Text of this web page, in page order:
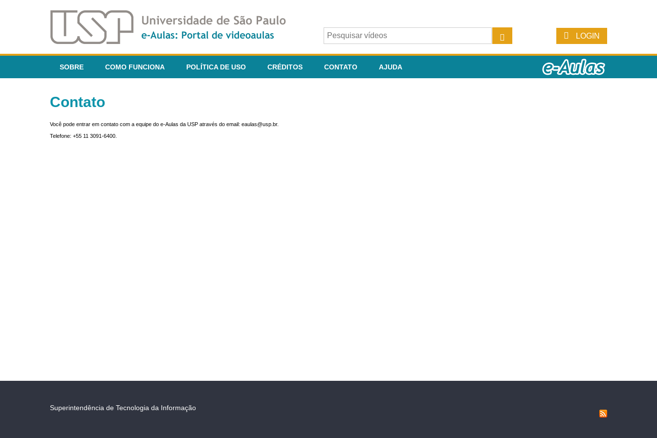
LOGIN
SOBRE COMO FUNCIONA POLÍTICA DE USO CRÉDITOS CONTATO AJUDA
Contato
Você pode entrar em contato com a equipe do e-Aulas da USP através do email: eaulas@usp.br.
Telefone: +55 11 3091-6400.
Superintendência de Tecnologia da Informação